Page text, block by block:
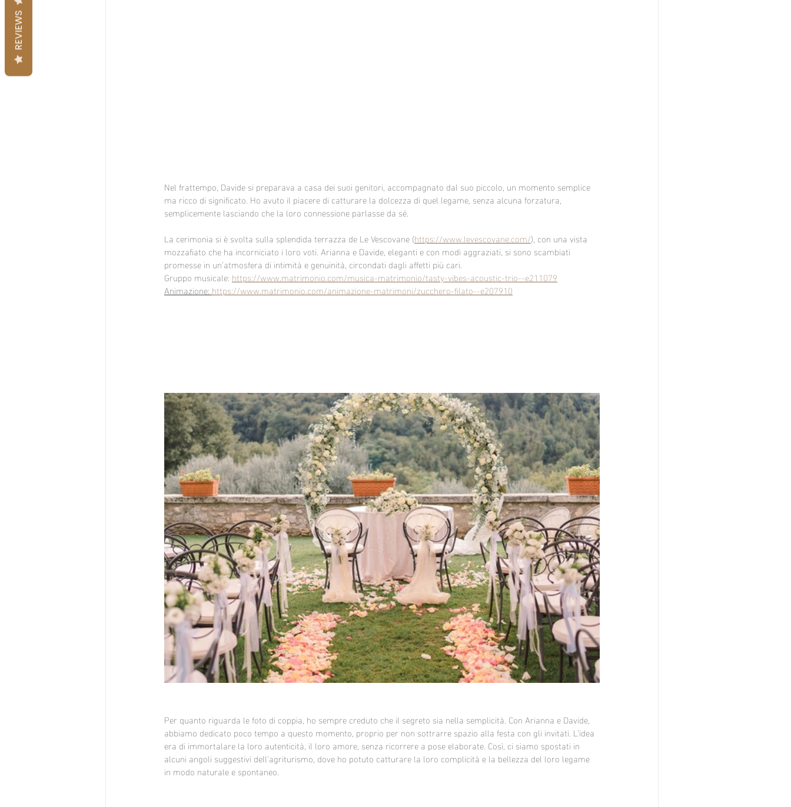
Nel frattempo, Davide si preparava a casa dei suoi genitori, accompagnato dal suo piccolo, un momento semplice
ma ricco di significato. Ho avuto il piacere di catturare la dolcezza di quel legame, senza alcuna forzatura,
semplicemente lasciando che la loro connessione parlasse da sé.
La cerimonia si è svolta sulla splendida terrazza de Le Vescovane (https://www.levescovane.com/), con una vista
mozzafiato che ha incorniciato i loro voti. Arianna e Davide, eleganti e con modi aggraziati, si sono scambiati
promesse in un’atmosfera di intimità e genuinità, circondati dagli affetti più cari.
Gruppo musicale: https://www.matrimonio.com/musica-matrimonio/tasty-vibes-acoustic-trio--e211079
Animazione: https://www.matrimonio.com/animazione-matrimoni/zucchero-filato--e207910
Per quanto riguarda le foto di coppia, ho sempre creduto che il segreto sia nella semplicità. Con Arianna e Davide,
abbiamo dedicato poco tempo a questo momento, proprio per non sottrarre spazio alla festa con gli invitati. L’idea
era di immortalare la loro autenticità, il loro amore, senza ricorrere a pose elaborate. Così, ci siamo spostati in
alcuni angoli suggestivi dell’agriturismo, dove ho potuto catturare la loro complicità e la bellezza del loro legame
in modo naturale e spontaneo.
REVIEWS